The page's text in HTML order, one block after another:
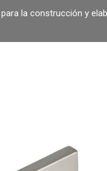
la construcción y